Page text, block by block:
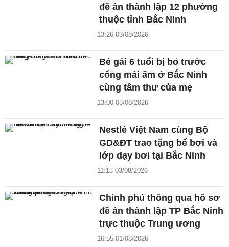
đề án thành lập 12 phường
thuộc tỉnh Bắc Ninh
13:26 03/08/2026
Bé gái 6 tuổi bị bỏ trước
cổng mái ấm ở Bắc Ninh
cùng tâm thư của mẹ
13:00 03/08/2026
Nestlé Việt Nam cùng Bộ
GD&ĐT trao tặng bể bơi và
lớp dạy bơi tại Bắc Ninh
11:13 03/08/2026
Chính phủ thông qua hồ sơ
đề án thành lập TP Bắc Ninh
trực thuộc Trung ương
16:55 01/08/2026